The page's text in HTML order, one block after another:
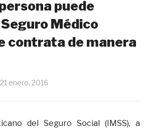
puede
Médico
contrata de manera
21 enero, 2016
del Seguro Social (IMSS), a